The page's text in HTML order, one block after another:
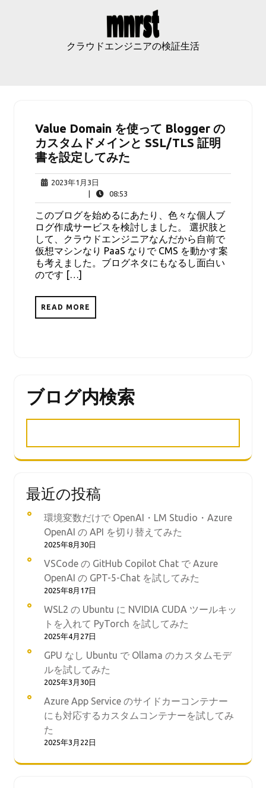
クラウドエンジニアの検証生活
Value Domain を使って Blogger の
カスタムドメインと SSL/TLS 証明
書を設定してみた
2023年1月3日
年
1
月
3
日
08:53
このブログを始めるにあたり、色々な個人ブ
ログ作成サービスを検討しました。 選択肢と
して、クラウドエンジニアなんだから自前で
仮想マシンなり PaaS なりで CMS を動かす案
も考えました。ブログネタにもなるし面白い
のです […]
READ MORE
ブログ内検索
最近の投稿
環境変数だけで OpenAI・LM Studio・Azure
OpenAI の API を切り替えてみた
2025年8月30日
VSCode の GitHub Copilot Chat で Azure
OpenAI の GPT-5-Chat を試してみた
2025年8月17日
WSL2 の Ubuntu に NVIDIA CUDA ツールキッ
トを入れて PyTorch を試してみた
2025年4月27日
GPU なし Ubuntu で Ollama のカスタムモデ
ルを試してみた
2025年3月30日
Azure App Service のサイドカーコンテナー
にも対応するカスタムコンテナーを試してみ
た
2025年3月22日